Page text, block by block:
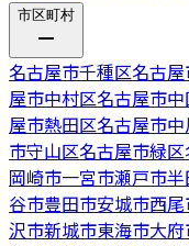
市区町村
名古屋市千種区名古
屋市中村区名古屋市
屋市熱田区名古屋市
市守山区名古屋市緑区
岡崎市一宮市瀬戸市
谷市豊田市安城市西
沢市新城市東海市大